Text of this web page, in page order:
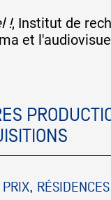
!, Institut de
et
RÉSIDENCES